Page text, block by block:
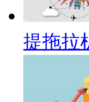
提拖拉